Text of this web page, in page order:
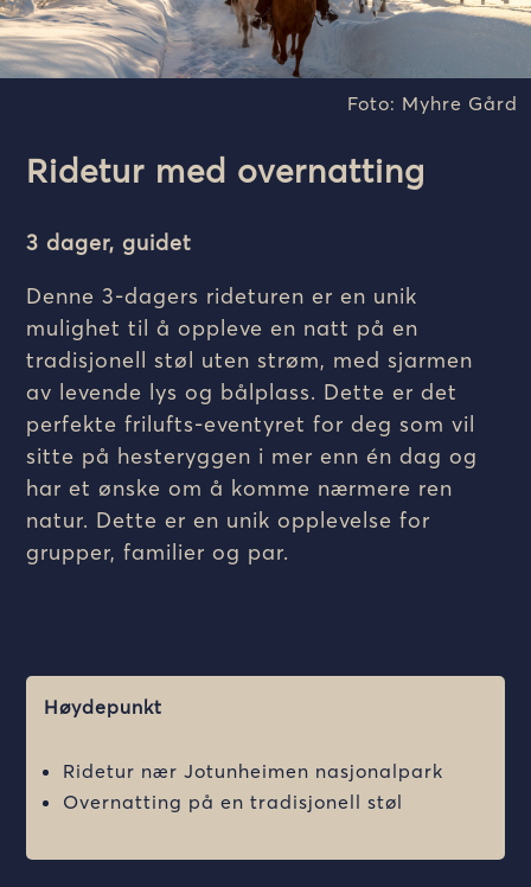
Foto: Myhre Gård
Ridetur med overnatting
3 dager, guidet
Denne 3-dagers rideturen er en unik
mulighet til å oppleve en natt på en
tradisjonell støl uten strøm, med sjarmen
av levende lys og bålplass. Dette er det
perfekte frilufts-eventyret for deg som vil
sitte på hesteryggen i mer enn én dag og
har et ønske om å komme nærmere ren
natur. Dette er en unik opplevelse for
grupper, familier og par.
Høydepunkt
Ridetur nær Jotunheimen nasjonalpark
Overnatting på en tradisjonell støl